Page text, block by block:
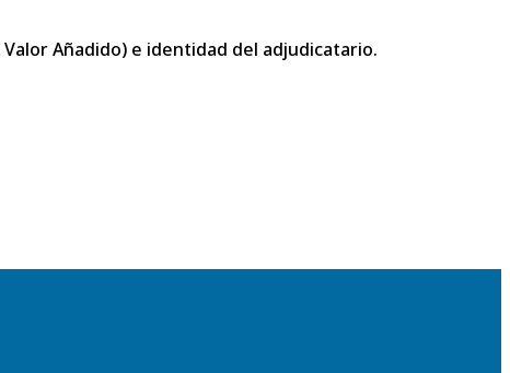
Añadido) e identidad del adjudicatario.